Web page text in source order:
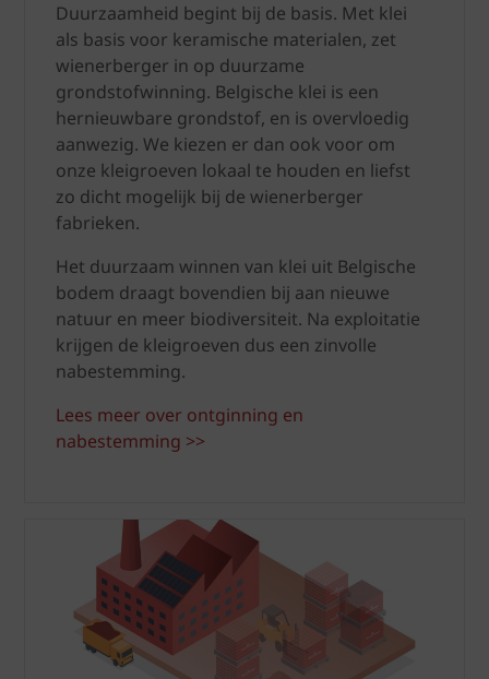
Duurzaamheid begint bij de basis. Met klei
als basis voor keramische materialen, zet
wienerberger in op duurzame
grondstofwinning. Belgische klei is een
hernieuwbare grondstof, en is overvloedig
aanwezig. We kiezen er dan ook voor om
onze kleigroeven lokaal te houden en liefst
zo dicht mogelijk bij de wienerberger
fabrieken.
Het duurzaam winnen van klei uit Belgische
bodem draagt bovendien bij aan nieuwe
natuur en meer biodiversiteit. Na exploitatie
krijgen de kleigroeven dus een zinvolle
nabestemming.
Lees meer over ontginning en
nabestemming >>